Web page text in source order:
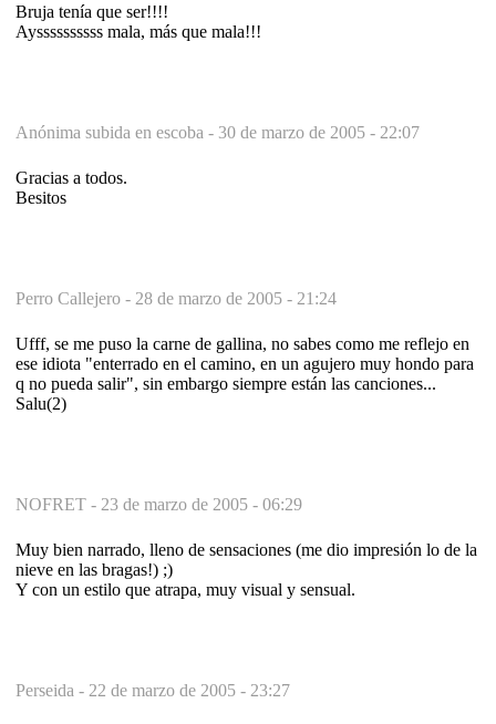
Bruja tenía que ser!!!!
Ayssssssssss mala, más que mala!!!
Anónima subida en escoba - 30 de marzo de 2005 - 22:07
Gracias a todos.
Besitos
Perro Callejero - 28 de marzo de 2005 - 21:24
Ufff, se me puso la carne de gallina, no sabes como me reflejo en
ese idiota "enterrado en el camino, en un agujero muy hondo para
q no pueda salir", sin embargo siempre están las canciones...
Salu(2)
NOFRET - 23 de marzo de 2005 - 06:29
Muy bien narrado, lleno de sensaciones (me dio impresión lo de la
nieve en las bragas!) ;)
Y con un estilo que atrapa, muy visual y sensual.
Perseida - 22 de marzo de 2005 - 23:27